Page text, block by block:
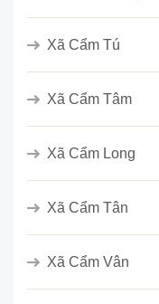
Xã Cẩm Tú
Xã Cẩm Tâm
Xã Cẩm Long
Xã Cẩm Tân
Xã Cẩm Vân